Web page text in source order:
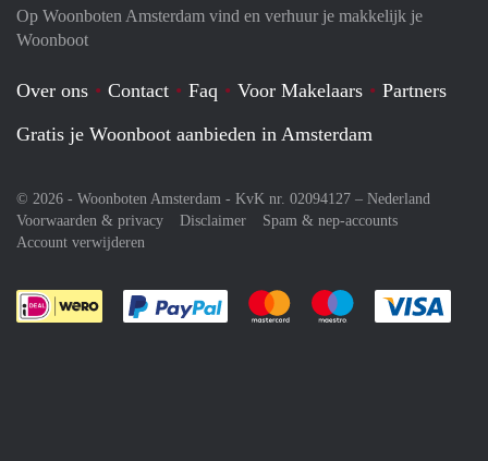
Op Woonboten Amsterdam vind en verhuur je makkelijk je
Woonboot
Over ons Contact Faq Voor Makelaars
Partners
Gratis je Woonboot aanbieden in Amsterdam
© 2026 - Woonboten Amsterdam - KvK nr. 02094127 – Nederland
Voorwaarden & privacy
Disclaimer
Spam & nep-accounts
Account verwijderen
Je rekent gemakkelijk af met Paypal
Je rekent gemakkelijk af met
Je rekent